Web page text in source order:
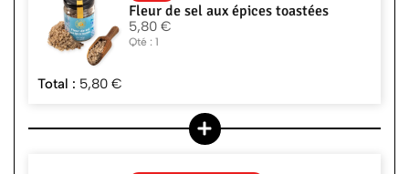
Fleur de sel aux épices toastées
5,80 €
Qté : 1
Total : 5,80 €